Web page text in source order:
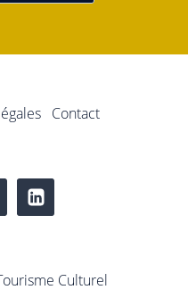
Contact
Culturel